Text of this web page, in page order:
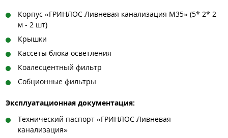
Корпус «ГРИНЛОС Ливневая канализация М35» (5* 2* 2
м - 2 шт)
Крышки
Кассеты блока осветления
Коалесцентный фильтр
Собционные фильтры
Эксплуатационная документация:
Технический паспорт «ГРИНЛОС Ливневая
канализация»